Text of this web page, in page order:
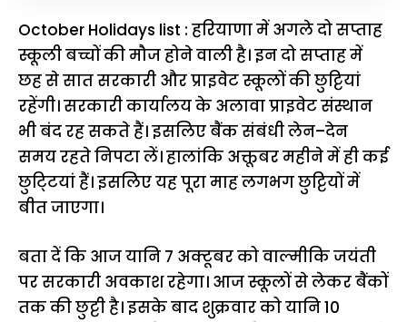
October Holidays list : हरियाणामें अगलेदोसप्ताह
स्कूलीबच्चोंकीमौजहोनेवालीहै।इनदोसप्ताहमें
छहसेसातसरकारी औरप्राइवेटस्कूलोंकीछुट्टियां
रहेंगी।सरकारीकार्यालयके अलावाप्राइवेटसंस्थान
भीबंदरहसकतेहैं।इसलिएबैंकसंबंधीलेन–देन
समयरहतेनिपटालें।हालांकि अक्तूबरमहीनेमेंहीकई
छुटि्टयांहैं।इसलिएयह पूरा माह लगभग छुट्टियों में
बीत जाएगा।
बतादेंकि आजयानि 7 अक्टूबरकोवाल्मीकिजयंती
परसरकारी अवकाशरहेगा। आजस्कूलोंसेलेकरबैंकों
तककीछुट्टीहै।इसकेबाद शुक्रवारकोयानि10